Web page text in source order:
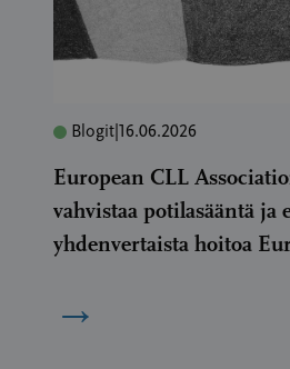
Blogit 16.06.2026
European CLL
vahvistaa potilasääntä ja
yhdenvertaista hoitoa
→